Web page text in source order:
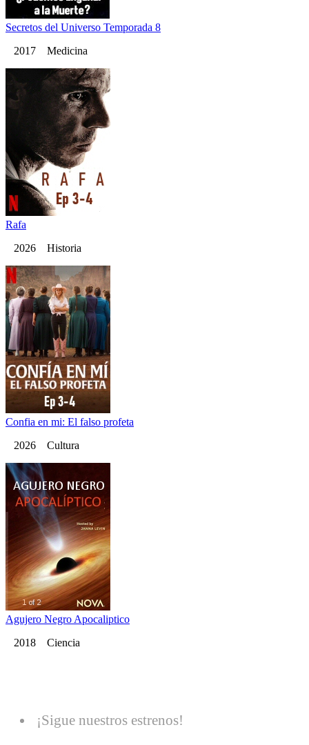
Secretos del Universo Temporada 8
2017 Medicina
Rafa
2026 Historia
Confia en mi: El falso profeta
2026 Cultura
Agujero Negro Apocaliptico
2018 Ciencia
¡Sigue nuestros estrenos!